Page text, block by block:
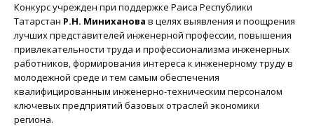
Конкурс учрежден при поддержке Раиса Республики
Татарстан Р.Н. Миниханова в целях выявления и поощрения
лучших представителей инженерной профессии, повышения
привлекательности труда и профессионализма инженерных
работников, формирования интереса к инженерному труду в
молодежной среде и тем самым обеспечения
квалифицированным инженерно-техническим персоналом
ключевых предприятий базовых отраслей экономики
региона.